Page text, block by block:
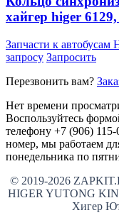
хайгер higer
Запчасти к
запросу Запросить
Перезвонить вам?
Нет времени
Воспользуйтесь
телефону +7 (906)
номер, мы работаем
понедельника по
© 2019-2026
HIGER YUTONG
Хигер